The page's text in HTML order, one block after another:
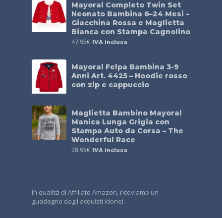
Mayoral Completo Twin Set
Neonato Bambina 6–24 Mesi –
Giacchina Rossa e Maglietta
Bianca con Stampa Cagnolino
47.95€ IVA inclusa
Mayoral Felpa Bambina 3-9
Anni Art. 4425 – Hoodie rosso
con zip e cappuccio
Maglietta Bambino Mayoral
Manica Lunga Grigia con
Stampa Auto da Corsa – The
Wonderful Race
28.95€ IVA inclusa
In qualità di Affiliato Amazon, riceviamo un
guadagno dagli acquisti idonei.